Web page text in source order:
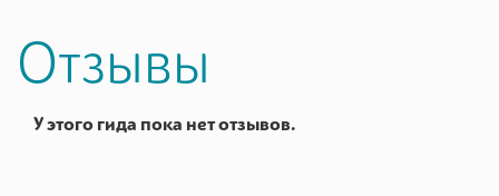
Отзывы
У этого гида пока нет отзывов.